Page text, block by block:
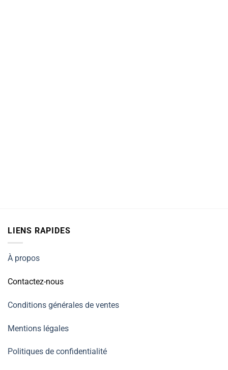
LIENS RAPIDES
À propos
Contactez-nous
Conditions générales de ventes
Mentions légales
Politiques de confidentialité